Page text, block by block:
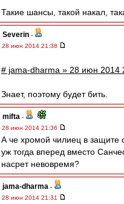
Такие шансы, такой накал,
Severin -
28 июн 2014 21:38
# jama-dharma » 28 июн 2014
Знает, поэтому будет бить.
mifta -
28 июн 2014 21:36
А че хромой чилиец в защите
уж тогда вперед вместо
насрет невовремя?
jama-dharma -
28 июн 2014 21:31